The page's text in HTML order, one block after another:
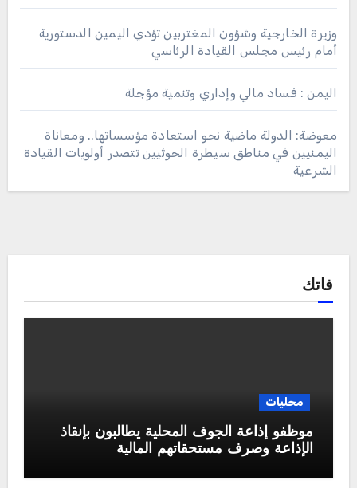
وزيرة الخارجية وشؤون المغتربين تؤدي اليمين الدستورية
أمام رئيس مجلس القيادة الرئاسي
اليمن : فساد مالي وإداري وتنمية مؤجلة
معوضة: الدولة ماضية نحو استعادة مؤسساتها.. ومعاناة
اليمنيين في مناطق سيطرة الحوثيين تتصدر أولويات القيادة
الشرعية
فاتك
محليات
موظفو إذاعة الجوف المحلية يطالبون بإنقاذ
الإذاعة وصرف مستحقاتهم المالية